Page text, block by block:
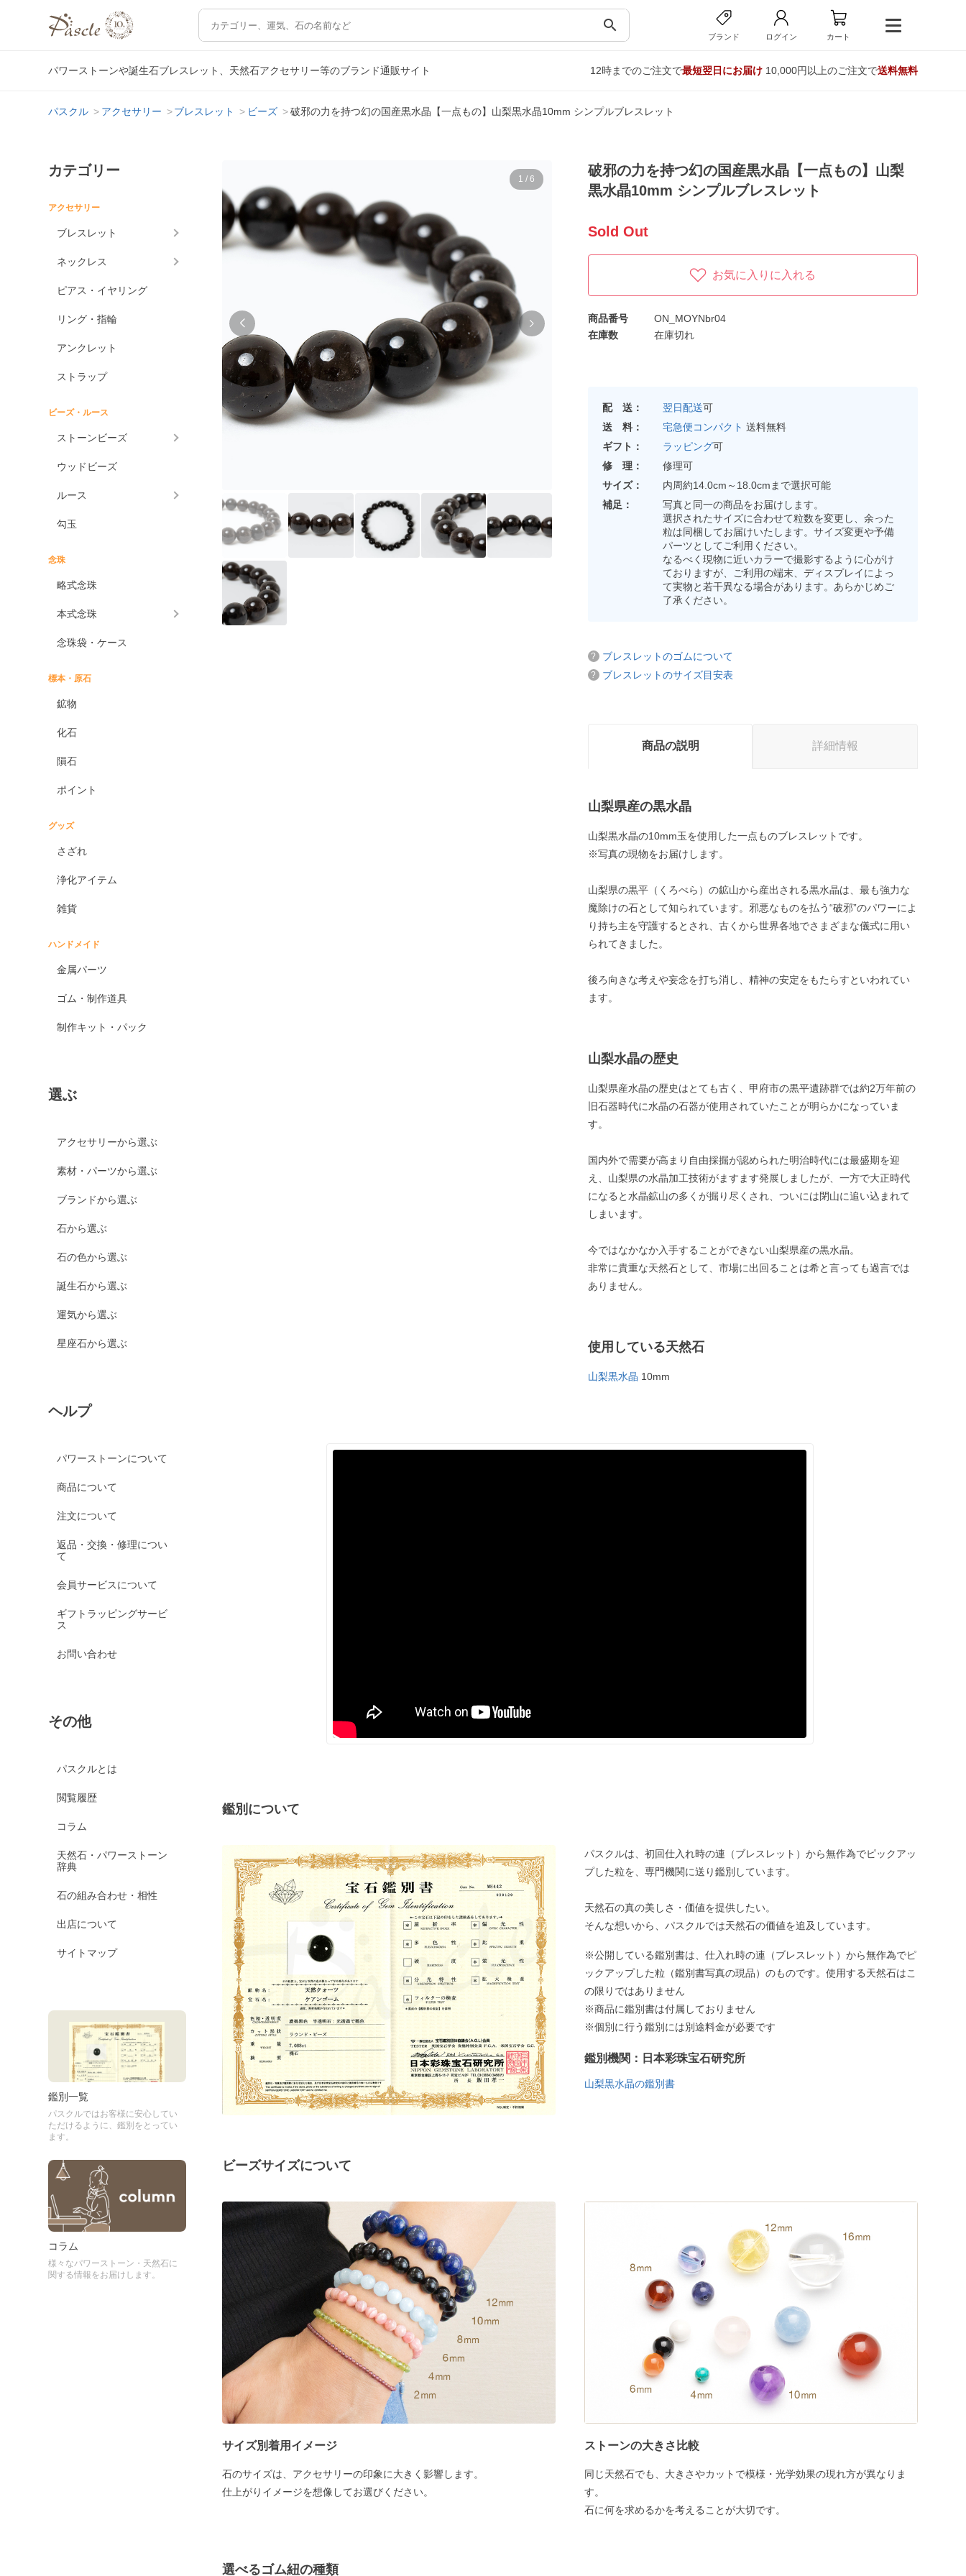
search
ブランド ログイン カート
パワーストーンや誕生石ブレスレット、天然石アクセサリー等のブランド通販サイト 12時までのご注文で最短翌日にお届け10,000円以上のご注文で送料無料
パスクル アクセサリー ブレスレット ビーズ 破邪の力を持つ幻の国産黒水晶【一点もの】山梨黒水晶10mm シンプルブレスレット
カテゴリー
アクセサリー
ブレスレット
ネックレス
ピアス・イヤリング
リング・指輪
アンクレット
ストラップ
ビーズ・ルース
ストーンビーズ
ウッドビーズ
ルース
勾玉
念珠
略式念珠
本式念珠
念珠袋・ケース
標本・原石
鉱物
化石
隕石
ポイント
グッズ
さざれ
浄化アイテム
雑貨
ハンドメイド
金属パーツ
ゴム・制作道具
制作キット・パック
選ぶ
アクセサリーから選ぶ
素材・パーツから選ぶ
ブランドから選ぶ
石から選ぶ
石の色から選ぶ
誕生石から選ぶ
運気から選ぶ
星座石から選ぶ
ヘルプ
パワーストーンについて
商品について
注文について
返品・交換・修理につい
て
会員サービスについて
ギフトラッピングサービ
ス
お問い合わせ
その他
パスクルとは
閲覧履歴
コラム
天然石・パワーストーン
辞典
石の組み合わせ・相性
出店について
サイトマップ
鑑別一覧
パスクルではお客様に安心してい
ただけるように、鑑別をとってい
ます。
コラム
様々なパワーストーン・天然石に
関する情報をお届けします。
1 / 6
破邪の力を持つ幻の国産黒水晶【一点もの】山梨
黒水晶10mm シンプルブレスレット
Sold Out
お気に入りに入れる
商品番号
ON_MOYNbr04
在庫数
在庫切れ
配 送： 翌日配送可
送 料：
宅急便コンパクト 送料無料
ギフト：
ラッピング可
修 理：
修理可
サイズ：
内周約14.0cm～18.0cmまで選択可能
補足：
写真と同一の商品をお届けします。
選択されたサイズに合わせて粒数を変更し、余った
粒は同梱してお届けいたします。サイズ変更や予備
パーツとしてご利用ください。
なるべく現物に近いカラーで撮影するように心がけ
ておりますが、ご利用の端末、ディスプレイによっ
て実物と若干異なる場合があります。あらかじめご
了承ください。
ブレスレットのゴムについて
ブレスレットのサイズ目安表
商品の説明 詳細情報
山梨県産の黒水晶
山梨黒水晶の10mm玉を使用した一点ものブレスレットです。
※写真の現物をお届けします。
山梨県の黒平（くろべら）の鉱山から産出される黒水晶は、最も強力な
魔除けの石として知られています。邪悪なものを払う“破邪”のパワーによ
り持ち主を守護するとされ、古くから世界各地でさまざまな儀式に用い
られてきました。
後ろ向きな考えや妄念を打ち消し、精神の安定をもたらすといわれてい
ます。
山梨水晶の歴史
山梨県産水晶の歴史はとても古く、甲府市の黒平遺跡群では約2万年前の
旧石器時代に水晶の石器が使用されていたことが明らかになっていま
す。
国内外で需要が高まり自由採掘が認められた明治時代には最盛期を迎
え、山梨県の水晶加工技術がますます発展しましたが、一方で大正時代
になると水晶鉱山の多くが掘り尽くされ、ついには閉山に追い込まれて
しまいます。
今ではなかなか入手することができない山梨県産の黒水晶。
非常に貴重な天然石として、市場に出回ることは希と言っても過言では
ありません。
使用している天然石
山梨黒水晶 10mm
鑑別について
パスクルは、初回仕入れ時の連（ブレスレット）から無作為でピックアッ
プした粒を、専門機関に送り鑑別しています。
天然石の真の美しさ・価値を提供したい。
そんな想いから、パスクルでは天然石の価値を追及しています。
※公開している鑑別書は、仕入れ時の連（ブレスレット）から無作為でピ
ックアップした粒（鑑別書写真の現品）のものです。使用する天然石はこ
の限りではありません
※商品に鑑別書は付属しておりません
※個別に行う鑑別には別途料金が必要です
鑑別機関：日本彩珠宝石研究所
山梨黒水晶の鑑別書
ビーズサイズについて
サイズ別着用イメージ
石のサイズは、アクセサリーの印象に大きく影響します。
仕上がりイメージを想像してお選びください。
ストーンの大きさ比較
同じ天然石でも、大きさやカットで模様・光学効果の現れ方が異なりま
す。
石に何を求めるかを考えることが大切です。
選べるゴム紐の種類